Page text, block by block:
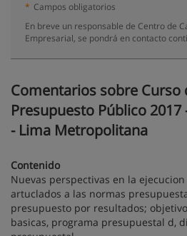
* Campos obligatorios
En breve un responsable de Centro de
Empresarial, se pondrá en contacto
Comentarios sobre Curso
Presupuesto Público 2017
- Lima Metropolitana
Contenido
Nuevas perspectivas en la
artuclados a las normas
presupuesto por resultados;
basicas, programa presupuestal d,